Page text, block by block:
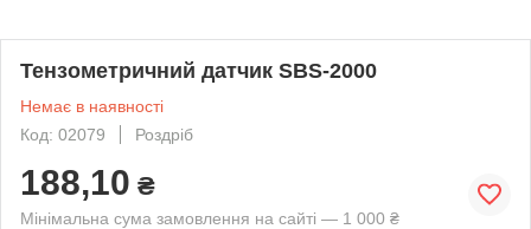
Тензометричний датчик SBS-2000
Немає в наявності
Код: 02079
Роздріб
188,10 ₴
Мінімальна сума замовлення на сайті — 1 000 ₴